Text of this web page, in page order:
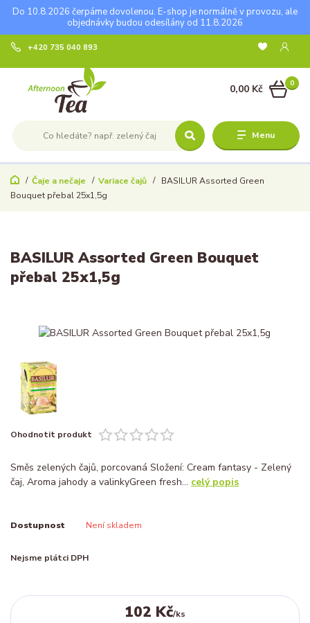
Do 10.8.2026 čerpáme dovolenou. E-shop je normálně v provozu, ale
objednávky budou odesílány od 11.8.2026
Menu
+420 735 040 893
0
0,00 Kč
Čaje a nečaje Variace čajů
BASILUR Assorted Green
Bouquet přebal 25x1,5g
BASILUR Assorted Green Bouquet
přebal 25x1,5g
Ohodnotit produkt
Směs zelených čajů, porcovaná Složení: Cream fantasy - Zelený
čaj, Aroma jahody a valinkyGreen fresh... celý popis
Dostupnost Není skladem
Nejsme plátci DPH
102 Kč/ks